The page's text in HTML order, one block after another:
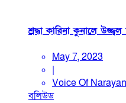
শ্রদ্ধা কারিনা কুনালে
May 7, 2023
|
Voice Of
বলিউড